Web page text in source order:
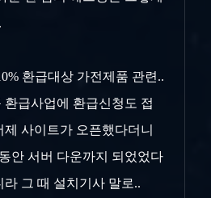
환급대상 가전제품 관련..
환급사업에 환급신청도 접
사이트가 오픈했다더니
안 서버 다운까지 되었었다
그 때 설치기사 말로..